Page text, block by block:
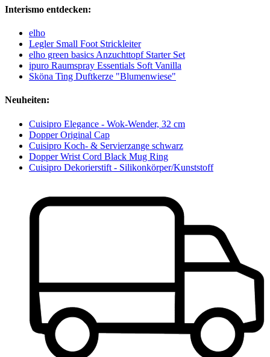
Interismo entdecken:
elho
Legler Small Foot Strickleiter
elho green basics Anzuchttopf Starter Set
ipuro Raumspray Essentials Soft Vanilla
Sköna Ting Duftkerze "Blumenwiese"
Neuheiten:
Cuisipro Elegance - Wok-Wender, 32 cm
Dopper Original Cap
Cuisipro Koch- & Servierzange schwarz
Dopper Wrist Cord Black Mug Ring
Cuisipro Dekorierstift - Silikonkörper/Kunststoff